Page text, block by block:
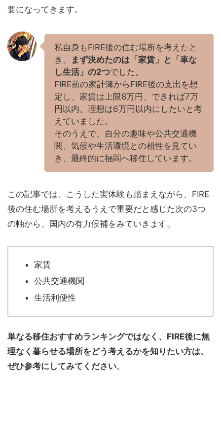
要になってきます。
私自身もFIRE後の住む場所を考えたと
き、
まず決めたのは「家賃」と「車な
し生活」の2つでした。
FIRE前の家計簿からFIRE後の支出を想
定し、家賃は上限8万円、できれば7万
円以内、理想は6万円以内にしたいと考
えていました。
そのうえで、自分の趣味や公共交通機
関、気候や生活環境との相性を見てい
き、最終的に福岡へ移住しています。
この記事では、こうした実体験も踏まえながら、FIRE
後の住む場所を考えるうえで重要だと感じた次の3つ
の軸から、国内の有力候補をみていきます。
家賃
公共交通機関
生活利便性
単なる移住おすすめランキングではなく、FIRE後に無
理なく暮らせる場所をどう考えるかを知りたい方は、
ぜひ参考にしてみてください。